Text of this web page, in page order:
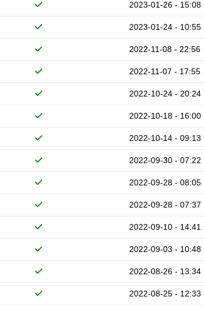
2023-01-26 - 15:08
2023-01-24 - 10:55
2022-11-08 - 22:56
2022-11-07 - 17:55
2022-10-24 - 20:24
2022-10-18 - 16:00
2022-10-14 - 09:13
2022-09-30 - 07:22
2022-09-28 - 08:05
2022-09-28 - 07:37
2022-09-10 - 14:41
2022-09-03 - 10:48
2022-08-26 - 13:34
2022-08-25 - 12:33